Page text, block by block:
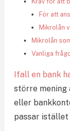
För att
Mikrolån
Mikrolån
Vanliga
Ifall en bank
större mening
eller
passar